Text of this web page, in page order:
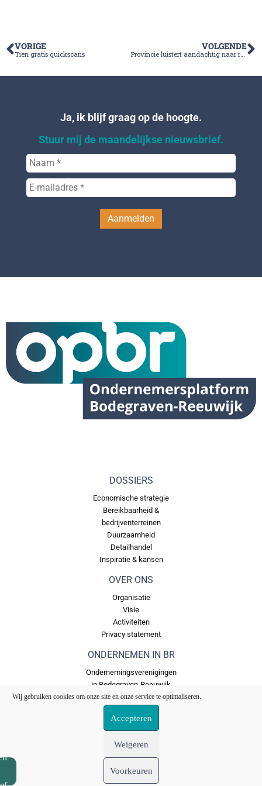
Wij gebruiken cookies om onze site en onze service te optimaliseren.
Accepteren
Weigeren
Voorkeuren
VORIGE
Tien gratis quickscans
VOLGENDE
Provincie luistert aandachtig naar roep om bereikbaarheid en bedrijventerreinen
Ja, ik blijf graag op de hoogte.
Stuur mij de maandelijkse nieuwsbrief.
DOSSIERS
Economische strategie
Bereikbaarheid &
bedrijventerreinen
Duurzaamheid
Detailhandel
Inspiratie & kansen
OVER ONS
Organisatie
Visie
Activiteiten
Privacy statement
ONDERNEMEN IN BR
Ondernemingsverenigingen
in Bodegraven-Reeuwijk
Bedrijventerreinen in
Bodegraven Reeuwijk
Ons Fonds
© 2026 VERENIGING OPBR
OndernemersPlatform Bodegraven-Reeuwijk E: Info@OPBR.nl